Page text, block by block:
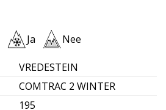
Ja Nee
VREDESTEIN
COMTRAC 2 WINTER
195